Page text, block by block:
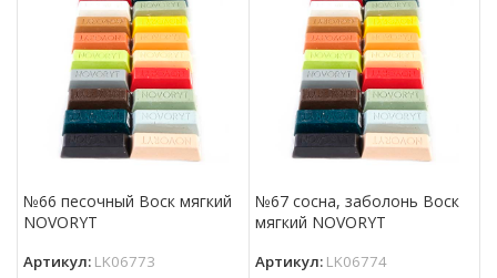
№66 песочный Воск мягкий
NOVORYT
Артикул: LK06773
№67 сосна, заболонь Воск
мягкий NOVORYT
Артикул: LK06774